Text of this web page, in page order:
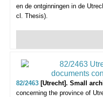
en de ontginningen in de
cl. Thesis).
82/2463 [Utrecht]. Small
concerning the province of